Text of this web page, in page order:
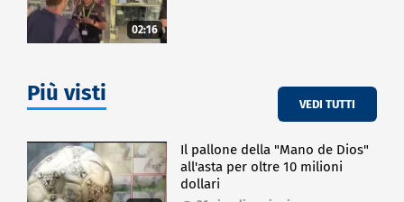
02:16
Più visti VEDI TUTTI
Il pallone della "Mano de Dios"
all'asta per oltre 10 milioni
dollari